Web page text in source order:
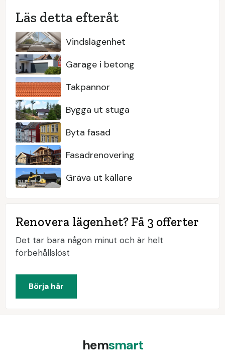
Läs detta efteråt
Vindslägenhet
Garage i betong
Takpannor
Bygga ut stuga
Byta fasad
Fasadrenovering
Gräva ut källare
Renovera lägenhet? Få 3 offerter
Det tar bara någon minut och är helt
förbehållslöst
Börja här
hemsmart